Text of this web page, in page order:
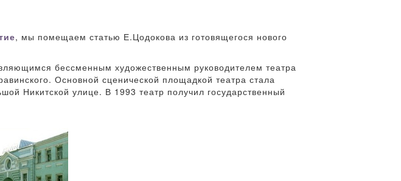
, мы помещаем статью Е.Цодокова из готовящегося нового
бессменным художественным руководителем театра
Основной сценической площадкой театра стала
Никитской улице. В 1993 театр получил государственный